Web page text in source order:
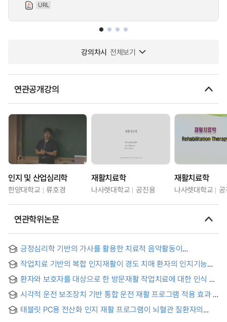
URL
강의차시 전체보기
연관공개강의
인지 및 산업심리학
한양대학교 류호경
재활치료학
나사렛대학교 공진용
재활치료학
나사렛대학교
연관학위논문
긍정심리학 기반의 가사를 활용한 치료적 음악활동이
정신재활시설 이용자의 회복태도와 정신건강자신감에 미치는
영향 = The Effects of Therapeutic Music Activities Using
Lyrics Based on Positive Psychology on the Recovery
Attitude and Mental Health Confidence of Users of Mental
Rehabilitation Facilities
작업치료 기반의 복합 인지재활이 경도 치매 환자의 인지기능과
삶의 질에 미치는 영향 = (The) Effect on Occupational
Therapy Based Multimodal Cognitive Rehabilitation on
Cognitive Function and Quality of Life in Elderly People
with Mild Dementia
환자와 보호자를 대상으로 한 방문재활 작업치료에 대한 인식 및
요구도 조사
시각적 운전 보조장치 기반 통합 운전 재활 프로그램 적용 효과
태블릿 PC용 전산화 인지 재활 프로그램이 뇌혈관 질환자의